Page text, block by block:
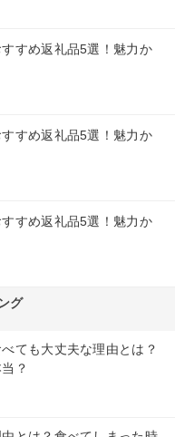
すめ返礼品5選！魅力か
すめ返礼品5選！魅力か
すめ返礼品5選！魅力か
グ
ても大丈夫な理由とは？
？